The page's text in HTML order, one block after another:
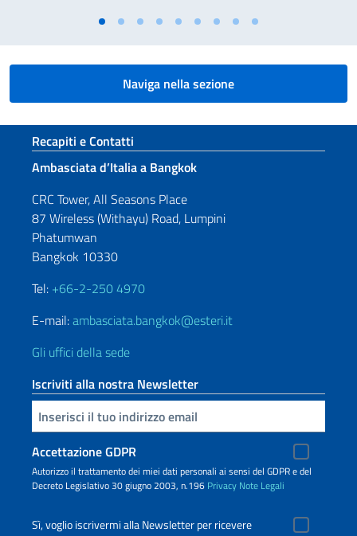
Naviga nella sezione
Sezione footer
Recapiti e Contatti
Ambasciata d’Italia a Bangkok
CRC Tower, All Seasons Place
87 Wireless (Withayu) Road, Lumpini
Phatumwan
Bangkok 10330
Tel: +66-2-250 4970
E-mail:ambasciata.bangkok@esteri.it
Gli uffici della sede
Iscriviti alla nostra Newsletter
Inserisci la tua email
Accettazione GDPR
Autorizzo il trattamento dei miei dati personali ai sensi del GDPR e del
Decreto Legislativo 30 giugno 2003, n.196 Privacy Note Legali
Sì, voglio iscrivermi alla Newsletter per ricevere